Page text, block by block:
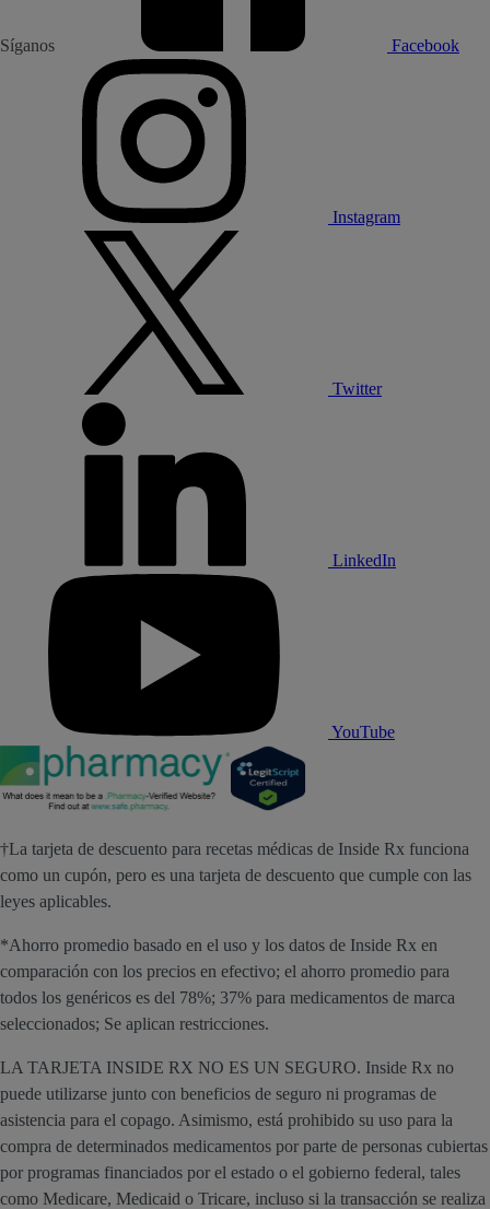
Síganos Facebook
Instagram
Twitter
LinkedIn
YouTube
†La tarjeta de descuento para recetas médicas de Inside Rx funciona
como un cupón, pero es una tarjeta de descuento que cumple con las
leyes aplicables.
*Ahorro promedio basado en el uso y los datos de Inside Rx en
comparación con los precios en efectivo; el ahorro promedio para
todos los genéricos es del 78%; 37% para medicamentos de marca
seleccionados; Se aplican restricciones.
LA TARJETA INSIDE RX NO ES UN SEGURO. Inside Rx no
puede utilizarse junto con beneficios de seguro ni programas de
asistencia para el copago. Asimismo, está prohibido su uso para la
compra de determinados medicamentos por parte de personas cubiertas
por programas financiados por el estado o el gobierno federal, tales
como Medicare, Medicaid o Tricare, incluso si la transacción se realiza